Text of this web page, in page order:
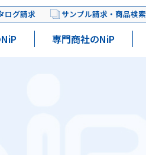
ログ請求 サンプル請求・商品検索
専門商社のNiP